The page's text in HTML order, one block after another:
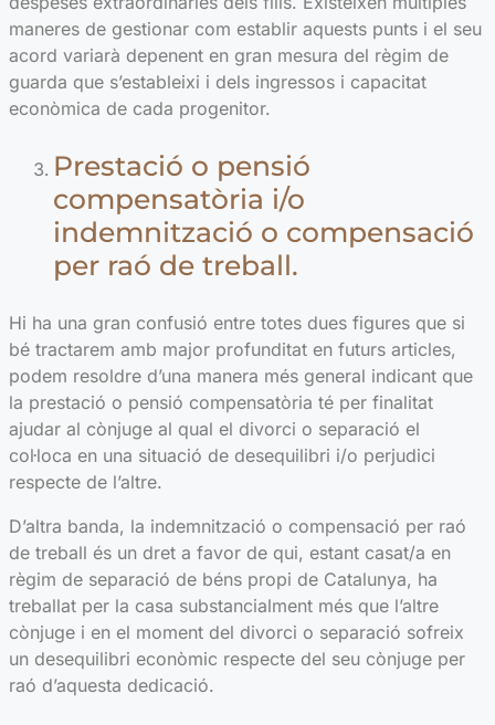
maneres de gestionar com establir aquests punts i el seu
acord variarà depenent en gran mesura del règim de
guarda que s’estableixi i dels ingressos i capacitat
econòmica de cada progenitor.
Prestació o pensió
compensatòria i/o
indemnització o compensació
per raó de treball.
Hi ha una gran confusió entre totes dues figures que si
bé tractarem amb major profunditat en futurs articles,
podem resoldre d’una manera més general indicant que
la prestació o pensió compensatòria té per finalitat
ajudar al cònjuge al qual el divorci o separació el
col·loca en una situació de desequilibri i/o perjudici
respecte de l’altre.
D’altra banda, la indemnització o compensació per raó
de treball és un dret a favor de qui, estant casat/a en
règim de separació de béns propi de Catalunya, ha
treballat per la casa substancialment més que l’altre
cònjuge i en el moment del divorci o separació sofreix
un desequilibri econòmic respecte del seu cònjuge per
raó d’aquesta dedicació.